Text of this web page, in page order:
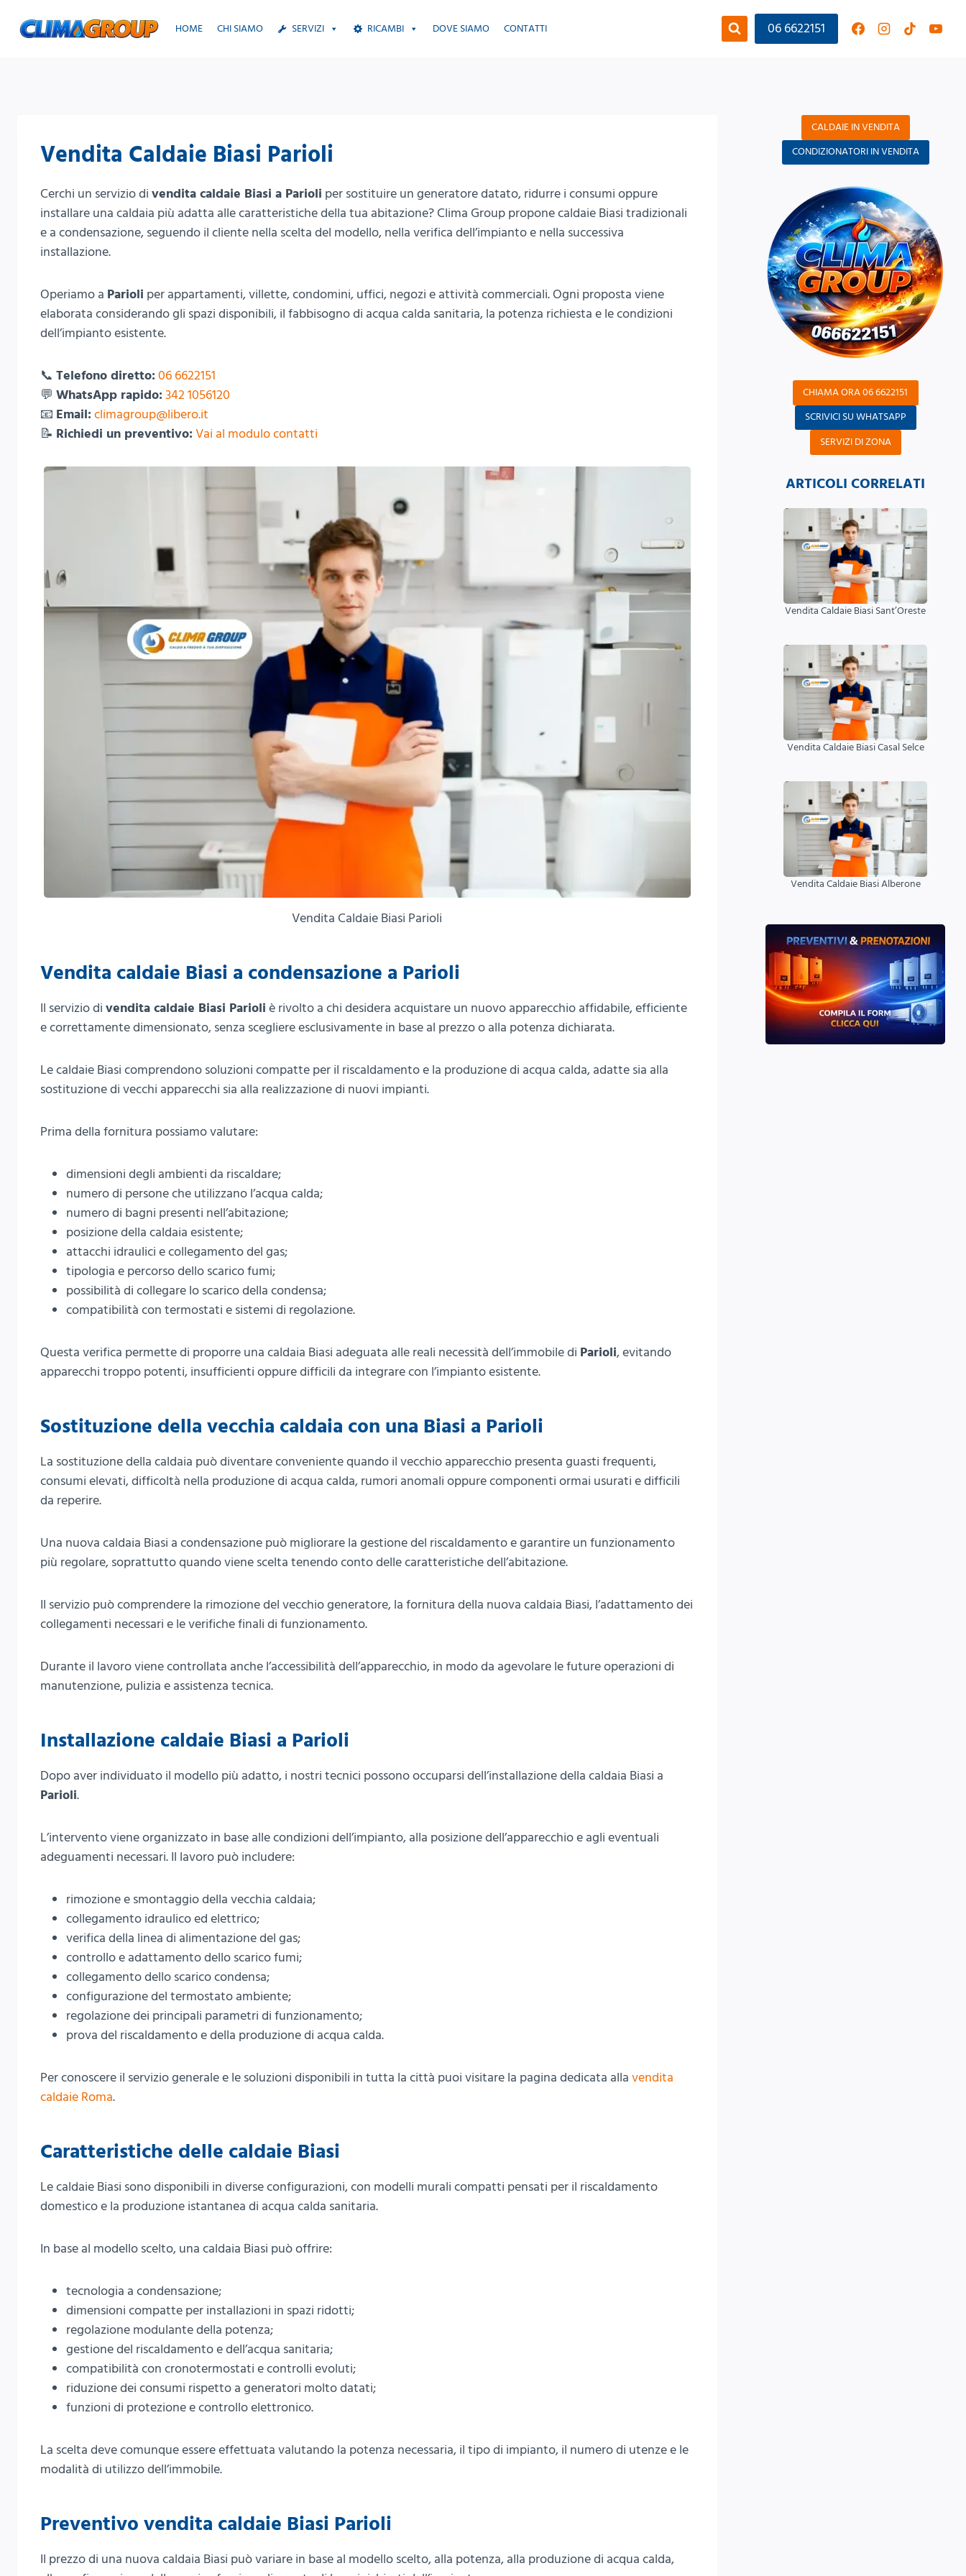
HOME CHI SIAMO SERVIZI RICAMBI DOVE SIAMO CONTATTI 06 6622151
Vendita Caldaie Biasi Parioli
Cerchi un servizio di vendita caldaie Biasi a Parioli per sostituire un generatore datato, ridurre i consumi oppure
installare una caldaia più adatta alle caratteristiche della tua abitazione? Clima Group propone caldaie Biasi tradizionali
e a condensazione, seguendo il cliente nella scelta del modello, nella verifica dell’impianto e nella successiva
installazione.
Operiamo a Parioli per appartamenti, villette, condomini, uffici, negozi e attività commerciali. Ogni proposta viene
elaborata considerando gli spazi disponibili, il fabbisogno di acqua calda sanitaria, la potenza richiesta e le condizioni
dell’impianto esistente.
📞 Telefono diretto: 06 6622151
💬 WhatsApp rapido: 342 1056120
📧 Email: climagroup@libero.it
📝 Richiedi un preventivo: Vai al modulo contatti
Vendita Caldaie Biasi Parioli
Vendita caldaie Biasi a condensazione a Parioli
Il servizio di vendita caldaie Biasi Parioli è rivolto a chi desidera acquistare un nuovo apparecchio affidabile, efficiente
e correttamente dimensionato, senza scegliere esclusivamente in base al prezzo o alla potenza dichiarata.
Le caldaie Biasi comprendono soluzioni compatte per il riscaldamento e la produzione di acqua calda, adatte sia alla
sostituzione di vecchi apparecchi sia alla realizzazione di nuovi impianti.
Prima della fornitura possiamo valutare:
dimensioni degli ambienti da riscaldare;
numero di persone che utilizzano l’acqua calda;
numero di bagni presenti nell’abitazione;
posizione della caldaia esistente;
attacchi idraulici e collegamento del gas;
tipologia e percorso dello scarico fumi;
possibilità di collegare lo scarico della condensa;
compatibilità con termostati e sistemi di regolazione.
Questa verifica permette di proporre una caldaia Biasi adeguata alle reali necessità dell’immobile di Parioli, evitando
apparecchi troppo potenti, insufficienti oppure difficili da integrare con l’impianto esistente.
Sostituzione della vecchia caldaia con una Biasi a Parioli
La sostituzione della caldaia può diventare conveniente quando il vecchio apparecchio presenta guasti frequenti,
consumi elevati, difficoltà nella produzione di acqua calda, rumori anomali oppure componenti ormai usurati e difficili
da reperire.
Una nuova caldaia Biasi a condensazione può migliorare la gestione del riscaldamento e garantire un funzionamento
più regolare, soprattutto quando viene scelta tenendo conto delle caratteristiche dell’abitazione.
Il servizio può comprendere la rimozione del vecchio generatore, la fornitura della nuova caldaia Biasi, l’adattamento dei
collegamenti necessari e le verifiche finali di funzionamento.
Durante il lavoro viene controllata anche l’accessibilità dell’apparecchio, in modo da agevolare le future operazioni di
manutenzione, pulizia e assistenza tecnica.
Installazione caldaie Biasi a Parioli
Dopo aver individuato il modello più adatto, i nostri tecnici possono occuparsi dell’installazione della caldaia Biasi a
Parioli.
L’intervento viene organizzato in base alle condizioni dell’impianto, alla posizione dell’apparecchio e agli eventuali
adeguamenti necessari. Il lavoro può includere:
rimozione e smontaggio della vecchia caldaia;
collegamento idraulico ed elettrico;
verifica della linea di alimentazione del gas;
controllo e adattamento dello scarico fumi;
collegamento dello scarico condensa;
configurazione del termostato ambiente;
regolazione dei principali parametri di funzionamento;
prova del riscaldamento e della produzione di acqua calda.
Per conoscere il servizio generale e le soluzioni disponibili in tutta la città puoi visitare la pagina dedicata alla vendita
caldaie Roma.
Caratteristiche delle caldaie Biasi
Le caldaie Biasi sono disponibili in diverse configurazioni, con modelli murali compatti pensati per il riscaldamento
domestico e la produzione istantanea di acqua calda sanitaria.
In base al modello scelto, una caldaia Biasi può offrire:
tecnologia a condensazione;
dimensioni compatte per installazioni in spazi ridotti;
regolazione modulante della potenza;
gestione del riscaldamento e dell’acqua sanitaria;
compatibilità con cronotermostati e controlli evoluti;
riduzione dei consumi rispetto a generatori molto datati;
funzioni di protezione e controllo elettronico.
La scelta deve comunque essere effettuata valutando la potenza necessaria, il tipo di impianto, il numero di utenze e le
modalità di utilizzo dell’immobile.
Preventivo vendita caldaie Biasi Parioli
Il prezzo di una nuova caldaia Biasi può variare in base al modello scelto, alla potenza, alla produzione di acqua calda,
CALDAIE IN VENDITA
CONDIZIONATORI IN VENDITA
CHIAMA ORA 06 6622151
SCRIVICI SU WHATSAPP
SERVIZI DI ZONA
ARTICOLI CORRELATI
Vendita Caldaie Biasi Sant’Oreste
Vendita Caldaie Biasi Casal Selce
Vendita Caldaie Biasi Alberone